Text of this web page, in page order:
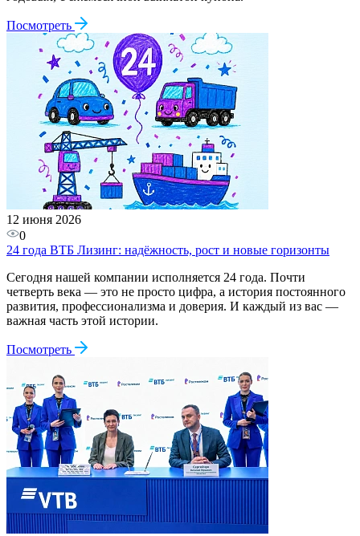
Посмотреть
12 июня 2026
0
24 года ВТБ Лизинг: надёжность, рост и новые горизонты
Сегодня нашей компании исполняется 24 года. Почти
четверть века — это не просто цифра, а история постоянного
развития, профессионализма и доверия. И каждый из вас —
важная часть этой истории.
Посмотреть